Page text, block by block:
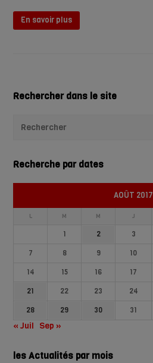
En savoir plus
Rechercher dans le site
Recherche par dates
AOÛT 2017
L M M J
1 2 3
7
8 9 10
14
15 16 17
21
22 23 24
28
29 30 31
« Juil Sep »
les Actualités par mois